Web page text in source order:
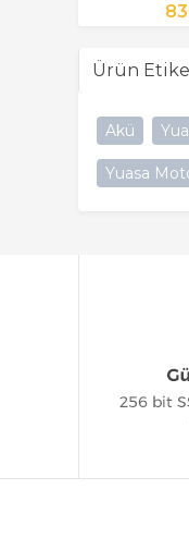
Ürün
Akü
Yuasa